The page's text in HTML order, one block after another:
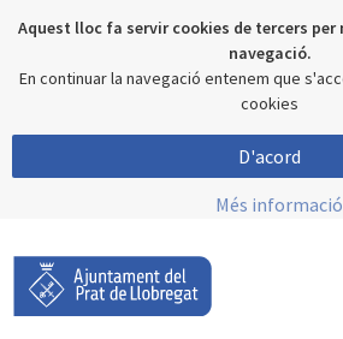
Aquest lloc fa servir cookies de tercers
navegació.
En continuar la navegació entenem que
cookies
D'acord
Més informació